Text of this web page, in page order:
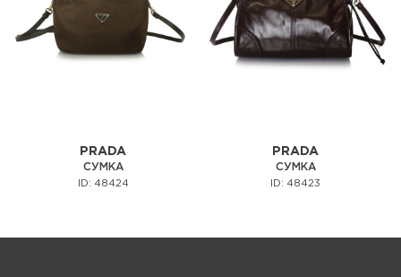
PRADA
СУМКА
ID: 48424
PRADA
СУМКА
ID: 48423